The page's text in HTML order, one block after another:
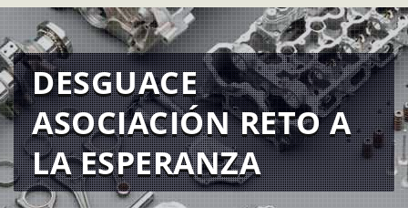
DESGUACE
ASOCIACIÓN RETO A
LA ESPERANZA